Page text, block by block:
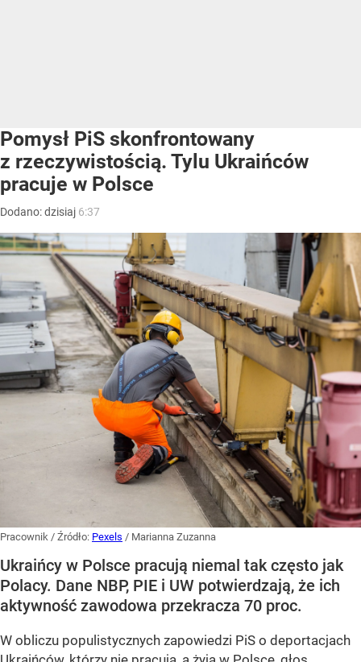
Pomysł PiS skonfrontowany
z rzeczywistością. Tylu Ukraińców
pracuje w Polsce
Dodano:dzisiaj 6:37
Pracownik / Źródło: Pexels / Marianna Zuzanna
Ukraińcy w Polsce pracują niemal tak często jak
Polacy. Dane NBP, PIE i UW potwierdzają, że ich
aktywność zawodowa przekracza 70 proc.
W obliczu populistycznych zapowiedzi PiS o deportacjach